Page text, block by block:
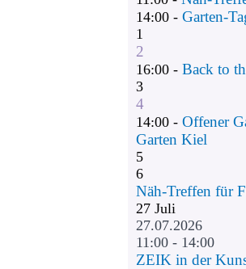
14:00 -Garten-
1
2
16:00 -Back to
3
4
14:00 -Offener
Garten Kiel
5
6
Näh-Treffen für
27 Juli
27.07.2026
11:00 - 14:00
ZEIK in der